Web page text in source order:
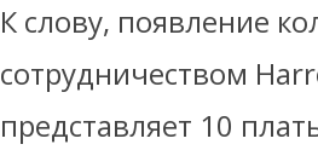
К слову, появление
сотрудничеством
представляет 10